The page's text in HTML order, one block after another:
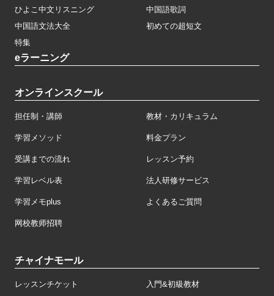
ひよこ中文リスニング
中国語歌詞
中国語文法大全
初めての超短文
特集
eラーニング
オンラインスクール
担任制・講師 教材・カリキュラム
学習メソッド 料金プラン
受講までの流れ レッスン予約
学習レベル表 法人研修サービス
学習メモplus よくあるご質問
网校教师招聘
チャイナモール
レッスンチケット 入門&初級教材